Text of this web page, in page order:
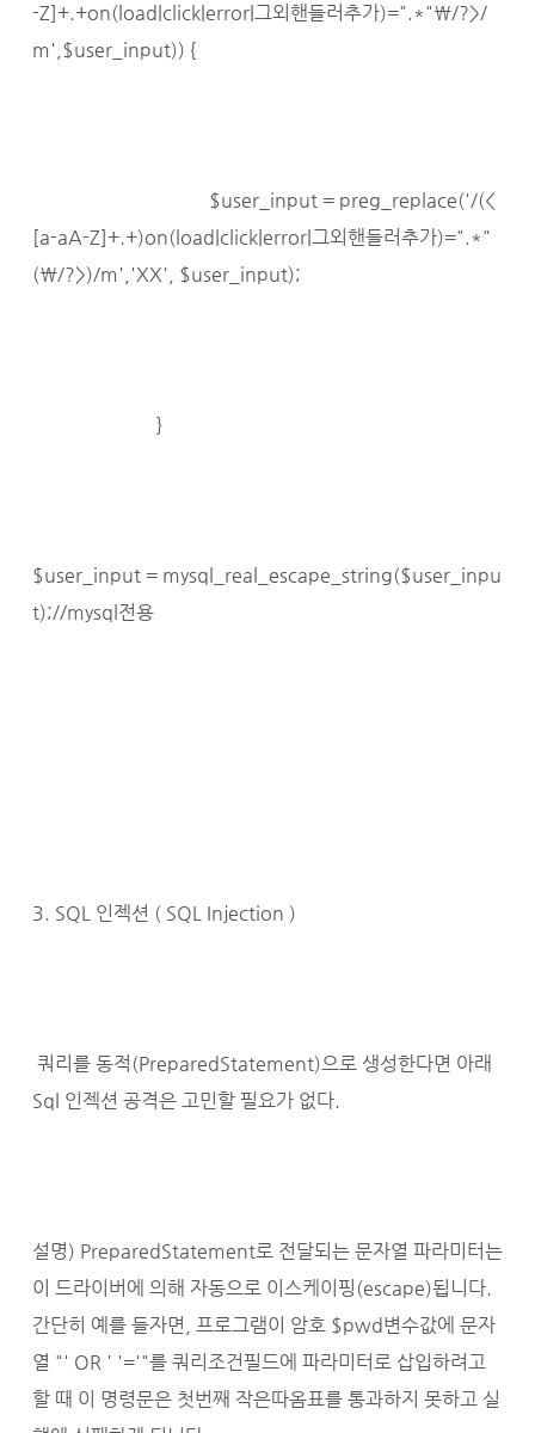
-Z]+.+on(load|click|error|그외핸들러추가)=".*"\/?>/
m',$user_input)) {
$user_input = preg_replace('/(<
[a-aA-Z]+.+)on(load|click|error|그외핸들러추가)=".*"
(\/?>)/m','XX', $user_input);
}
$user_input = mysql_real_escape_string($user_inpu
t);//mysql전용
3. SQL 인젝션 ( SQL Injection )
쿼리를 동적(PreparedStatement)으로 생성한다면 아래
Sql 인젝션 공격은 고민할 필요가 없다.
설명) PreparedStatement로 전달되는 문자열 파라미터는
이 드라이버에 의해 자동으로 이스케이핑(escape)됩니다.
간단히 예를 들자면, 프로그램이 암호 $pwd변수값에 문자
열 "' OR ' '='"를 쿼리조건필드에 파라미터로 삽입하려고
할 때 이 명령문은 첫번째 작은따옴표를 통과하지 못하고 실